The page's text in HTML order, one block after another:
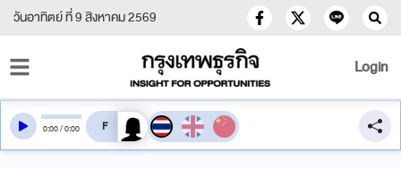
วันอาทิตย์ ที่ 9 สิงหาคม 2569
Login
0:00/0:00 สลับเสียงอ่าน